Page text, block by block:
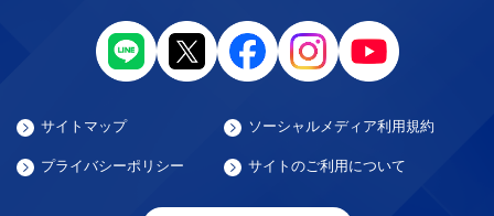
サイトマップ ソーシャルメディア利用規約
プライバシーポリシー サイトのご利用について